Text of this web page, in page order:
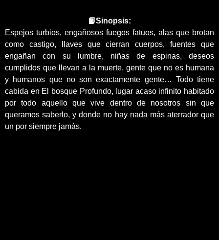
📙Sinopsis:
Espejos turbios, engañosos fuegos fatuos, alas que brotan
como castigo, llaves que cierran cuerpos, fuentes que
engañan con su lumbre, niñas de espinas, deseos
cumplidos que llevan a la muerte, gente que no es humana
y humanos que no son exactamente gente… Todo tiene
cabida en El bosque Profundo, lugar acaso infinito habitado
por todo aquello que vive dentro de nosotros sin que
queramos saberlo, y donde no hay nada más aterrador que
un por siempre jamás.